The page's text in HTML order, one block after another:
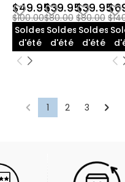
$49.95
$100.00
Soldes
d'été
$39.95
$80.00
Soldes
d'été
$39.95
$80.00
Soldes
d'été
1 2 3